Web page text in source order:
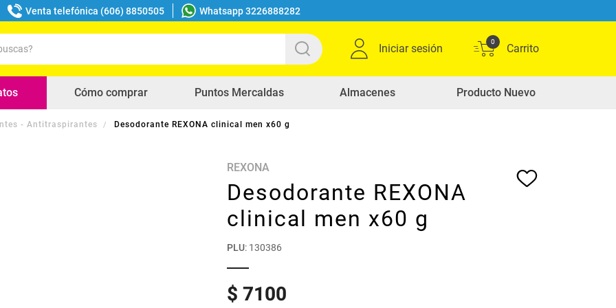
Venta telefónica (606) 8850505 Whatsapp 3226888282
Iniciar sesión
0
Cómo comprar Puntos Mercaldas Almacenes Producto Nuevo
- Antitraspirantes Desodorante REXONA clinical men x60 g
REXONA
Desodorante REXONA
clinical men x60 g
PLU: 130386
$7100
buscados